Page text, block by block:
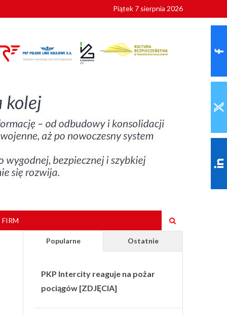
Piątek 7 sierpnia 2026
Popularne Ostatnie
PKP Intercity reaguje na pożar
pociągów [ZDJĘCIA]